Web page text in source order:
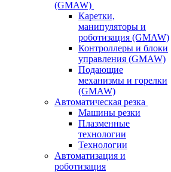
(GMAW)
Каретки,
манипуляторы и
роботизация (GMAW)
Контроллеры и блоки
управления (GMAW)
Подающие
механизмы и горелки
(GMAW)
Автоматическая резка
Машины резки
Плазменные
технологии
Технологии
Автоматизация и
роботизация